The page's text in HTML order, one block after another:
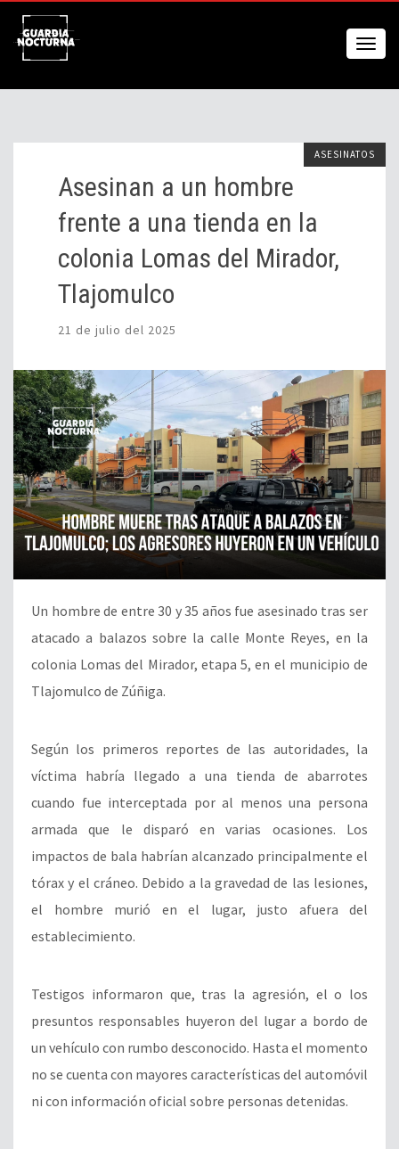
ASESINATOS
Asesinan a un hombre
frente a una tienda en la
colonia Lomas del Mirador,
Tlajomulco
21 de julio del 2025
Un hombre de entre 30 y 35 años fue asesinado tras ser
atacado a balazos sobre la calle Monte Reyes, en la
colonia Lomas del Mirador, etapa 5, en el municipio de
Tlajomulco de Zúñiga.
Según los primeros reportes de las autoridades, la
víctima habría llegado a una tienda de abarrotes
cuando fue interceptada por al menos una persona
armada que le disparó en varias ocasiones. Los
impactos de bala habrían alcanzado principalmente el
tórax y el cráneo. Debido a la gravedad de las lesiones,
el hombre murió en el lugar, justo afuera del
establecimiento.
Testigos informaron que, tras la agresión, el o los
presuntos responsables huyeron del lugar a bordo de
un vehículo con rumbo desconocido. Hasta el momento
no se cuenta con mayores características del automóvil
ni con información oficial sobre personas detenidas.